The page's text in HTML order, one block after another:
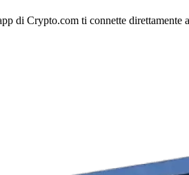
di Crypto.com ti connette direttamente